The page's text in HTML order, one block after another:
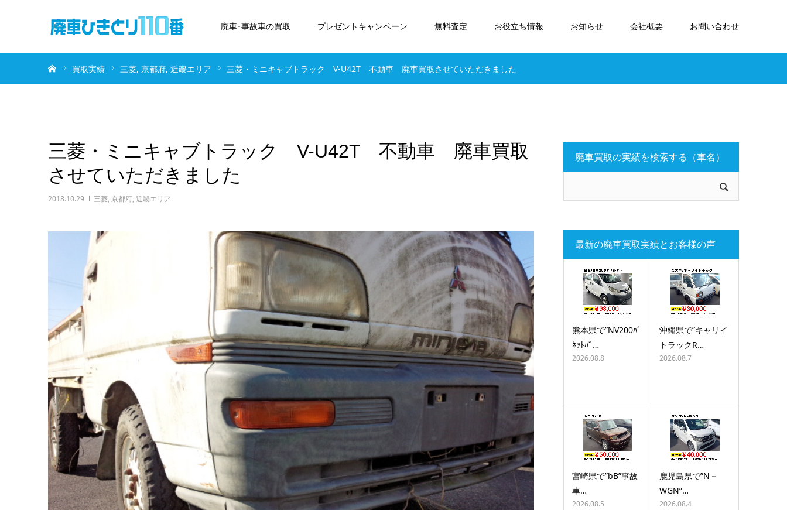
廃車･事故車の買取 プレゼントキャンペーン 無料査定 お役立ち情報 お知らせ 会社概要 お問い合わせ
買取実績 三菱 京都府 近畿エリア 三菱・ミニキャブトラック V-U42T 不動車 廃車買取させていただきました
三菱・ミニキャブトラック V-U42T 不動車 廃車買取
させていただきました
2018.10.29 三菱, 京都府, 近畿エリア
廃車買取の実績を検索する（車名）
最新の廃車買取実績とお客様の声
熊本県で”NV200ﾊﾞ
ﾈｯﾄﾊﾞ…
2026.08.8
沖縄県で”キャリイ
トラックR…
2026.08.7
宮崎県で”bB”事故
車…
2026.08.5
鹿児島県で”N－
WGN”…
2026.08.4